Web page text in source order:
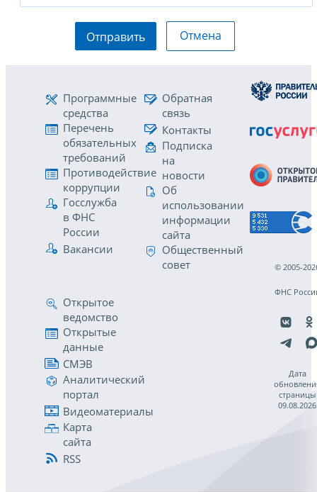
Отправить Отмена
Программные
средства
Перечень
обязательных
требований
Противодействие
коррупции
Госслужба
в ФНС
России
Вакансии
Обратная
связь
Контакты
Подписка
на
новости
Об
использовании
информации
сайта
Общественный
совет
Открытое
ведомство
Открытые
данные
СМЭВ
Аналитический
портал
Видеоматериалы
Карта
сайта
RSS
© 2005-
ФНС
Дата
страницы
09.08.2026